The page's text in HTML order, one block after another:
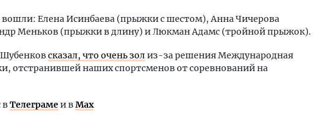
вошли: Елена Исинбаева (прыжки с шестом), Анна Чичерова
Меньков (прыжки в длину) и Люкман Адамс (тройной прыжок).
сказал, что очень золиз-за решения Международная
отстранившей наших спортсменов от соревнований на
вТелеграмеи вMax